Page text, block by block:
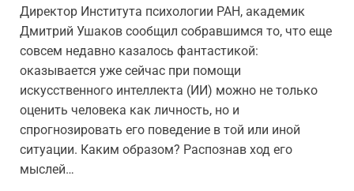
Директор Института психологии РАН, академик
Дмитрий Ушаков сообщил собравшимся то, что еще
совсем недавно казалось фантастикой:
оказывается уже сейчас при помощи
искусственного интеллекта (ИИ) можно не только
оценить человека как личность, но и
спрогнозировать его поведение в той или иной
ситуации. Каким образом? Распознав ход его
мыслей…